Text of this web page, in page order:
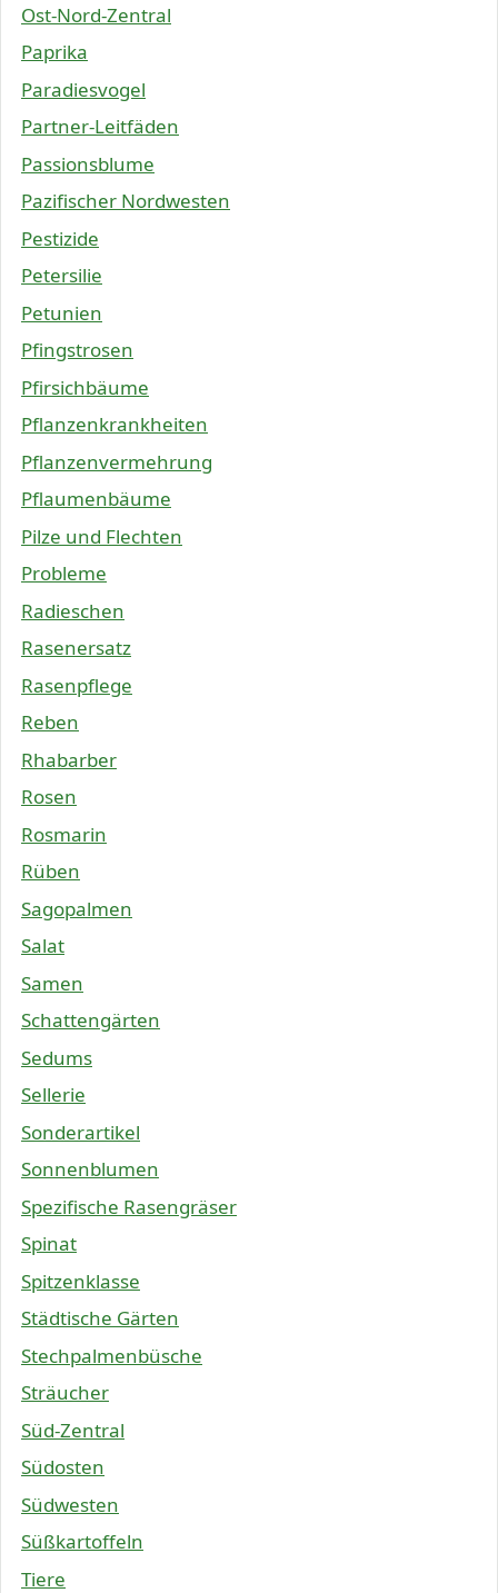
Ost-Nord-Zentral
Paprika
Paradiesvogel
Partner-Leitfäden
Passionsblume
Pazifischer Nordwesten
Pestizide
Petersilie
Petunien
Pfingstrosen
Pfirsichbäume
Pflanzenkrankheiten
Pflanzenvermehrung
Pflaumenbäume
Pilze und Flechten
Probleme
Radieschen
Rasenersatz
Rasenpflege
Reben
Rhabarber
Rosen
Rosmarin
Rüben
Sagopalmen
Salat
Samen
Schattengärten
Sedums
Sellerie
Sonderartikel
Sonnenblumen
Spezifische Rasengräser
Spinat
Spitzenklasse
Städtische Gärten
Stechpalmenbüsche
Sträucher
Süd-Zentral
Südosten
Südwesten
Süßkartoffeln
Tiere